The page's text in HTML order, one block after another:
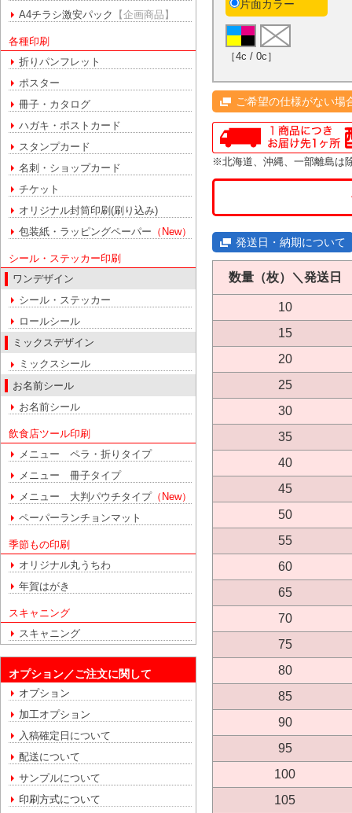
A4チラシ激安パック
【企画商品】
各種印刷
折りパンフレット
ポスター
冊子・カタログ
ハガキ・ポストカード
スタンプカード
名刺・ショップカード
チケット
オリジナル封筒印刷(刷り込み)
包装紙・ラッピングペーパー （New）
シール・ステッカー印刷
ワンデザイン
シール・ステッカー
ロールシール
ミックスデザイン
ミックスシール
お名前シール
お名前シール
飲食店ツール印刷
メニュー ペラ・折りタイプ
メニュー 冊子タイプ
メニュー 大判パウチタイプ（New）
ペーパーランチョンマット
季節もの印刷
オリジナル丸うちわ
年賀はがき
スキャニング
スキャニング
オプション／ご注文に関して
オプション
加工オプション
入稿確定日について
配送について
サンプルについて
印刷方式について
片面カラー
［4c / 0c］
ご希望の仕様がない
※北海道、沖縄、一部離島は
発送日・納期について
数量（枚）＼発送日
10
15
20
25
30
35
40
45
50
55
60
65
70
75
80
85
90
95
100
105